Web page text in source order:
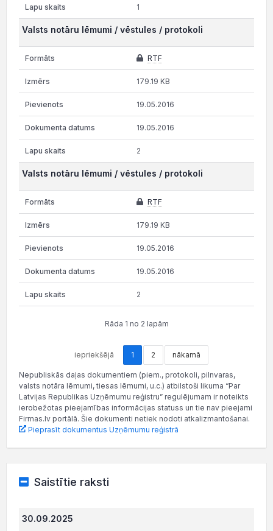
1
Valsts notāru lēmumi / vēstules / protokoli
RTF
179.19 KB
19.05.2016
19.05.2016
2
Valsts notāru lēmumi / vēstules / protokoli
RTF
179.19 KB
19.05.2016
19.05.2016
2
Rāda 1 no 2 lapām
iepriekšējā 1 2 nākamā
Nepubliskās daļas dokumentiem (piem., protokoli, pilnvaras,
valsts notāra lēmumi, tiesas lēmumi, u.c.) atbilstoši likuma “Par
Latvijas Republikas Uzņēmumu reģistru” regulējumam ir noteikts
ierobežotas pieejamības informācijas statuss un tie nav pieejami
Firmas.lv portālā. Šie dokumenti netiek nodoti atkalizmantošanai.
Pieprasīt dokumentus Uzņēmumu reģistrā
Saistītie raksti
30.09.2025